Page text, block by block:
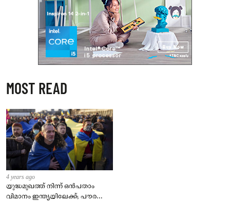
MOST READ
4 years ago
യുദ്ധമുഖത്ത് നിന്ന് ഒൻപതാം
വിമാനം ഇന്ത്യയിലേക്ക്; പൗരന്മാർ